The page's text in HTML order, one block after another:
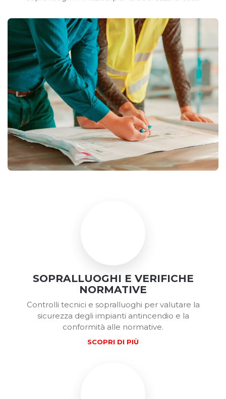
SOPRALLUOGHI E VERIFICHE
NORMATIVE
Controlli tecnici e sopralluoghi per valutare la
sicurezza degli impianti antincendio e la
conformità alle normative.
SCOPRI DI PIÙ